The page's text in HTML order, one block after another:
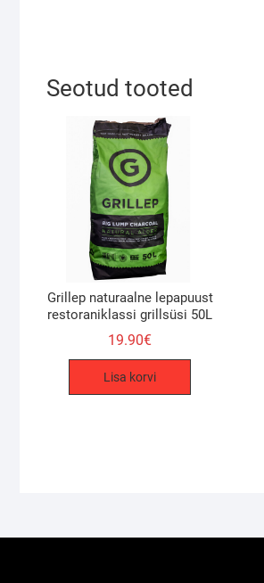
Seotud tooted
Grillep naturaalne lepapuust
restoraniklassi grillsüsi 50L
19.90€
Lisa korvi